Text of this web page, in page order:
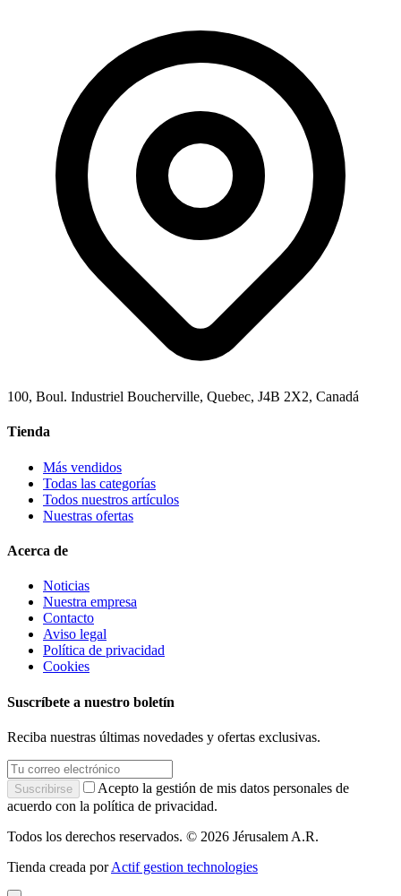
100, Boul. Industriel Boucherville, Quebec, J4B 2X2, Canadá
Tienda
Más vendidos
Todas las categorías
Todos nuestros artículos
Nuestras ofertas
Acerca de
Noticias
Nuestra empresa
Contacto
Aviso legal
Política de privacidad
Cookies
Suscríbete a nuestro boletín
Reciba nuestras últimas novedades y ofertas exclusivas.
Suscribirse
Acepto la gestión de mis datos personales de
acuerdo con la política de privacidad.
Todos los derechos reservados. © 2026 Jérusalem A.R.
Tienda creada por Actif gestion technologies